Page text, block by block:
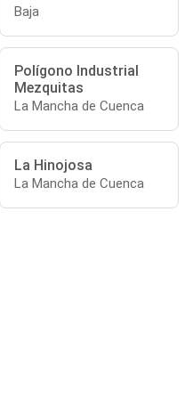
Baja
Polígono Industrial
Mezquitas
La Mancha de Cuenca
La Hinojosa
La Mancha de Cuenca